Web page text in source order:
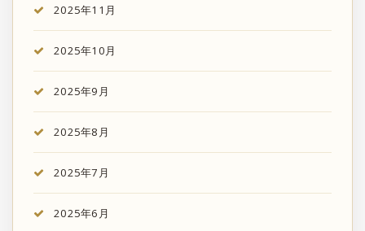
2025年11月
2025年10月
2025年9月
2025年8月
2025年7月
2025年6月